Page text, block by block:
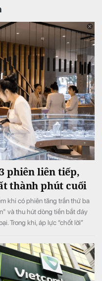
phiên liên tiếp,
thành phút cuối
khi có phiên tăng trần thứ ba
và thu hút dòng tiền bắt đáy
Trong khi, áp lực “chốt lời”